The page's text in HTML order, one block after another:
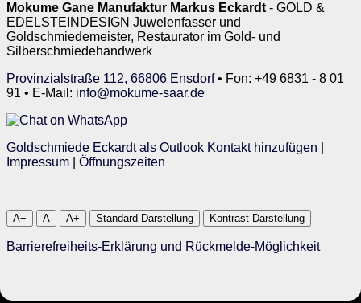
Mokume Gane Manufaktur Markus Eckardt - GOLD &
EDELSTEINDESIGN Juwelenfasser und
Goldschmiedemeister, Restaurator im Gold- und
Silberschmiedehandwerk
Provinzialstraße 112, 66806 Ensdorf• Fon: +49 6831 - 8 01
91 • E-Mail: info@mokume-saar.de
Goldschmiede Eckardt als Outlook Kontakt hinzufügen
Impressum
Öffnungszeiten
A− A A+ Standard-Darstellung Kontrast-Darstellung
Barrierefreiheits-Erklärung und Rückmelde-Möglichkeit